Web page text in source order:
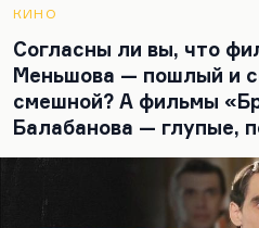
воздействовать на
это такой шприц,
мозг, и вы не можете
думаю, что Джармуш почти
на зрительское
понимает, что он может…
КИНО
Согласны ли вы, что
Меньшова — пошлый и
смешной? А фильмы
Балабанова — глупые,